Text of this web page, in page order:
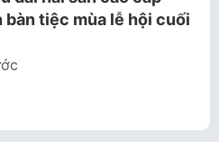
bàn tiệc mùa lễ hội cuối